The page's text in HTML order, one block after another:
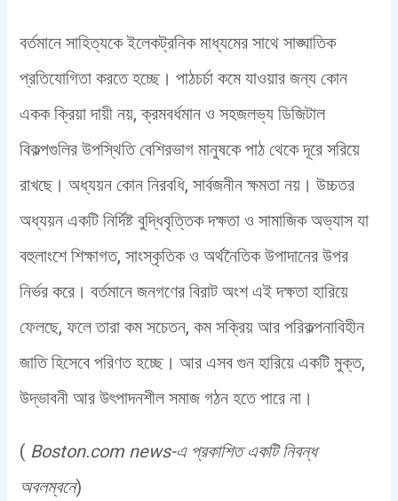
বর্তমানে সাহিত্যকে ইলেকট্রনিক মাধ্যমের সাথে সাঙ্ঘাতিক
প্রতিযোগিতা করতে হচ্ছে। পাঠচর্চা কমে যাওয়ার জন্য কোন
একক ক্রিয়া দায়ী নয়, ক্রমবর্ধমান ও সহজলভ্য ডিজিটাল
বিকল্পগুলির উপস্থিতি বেশিরভাগ মানুষকে পাঠ থেকে দূরে সরিয়ে
রাখছে। অধ্যয়ন কোন নিরবধি, সার্বজনীন ক্ষমতা নয়। উচ্চতর
অধ্যয়ন একটি নির্দিষ্ট বুদ্ধিবৃত্তিক দক্ষতা ও সামাজিক অভ্যাস যা
বহুলাংশে শিক্ষাগত, সাংস্কৃতিক ও অর্থনৈতিক উপাদানের উপর
নির্ভর করে। বর্তমানে জনগণের বিরাট অংশ এই দক্ষতা হারিয়ে
ফেলছে, ফলে তারা কম সচেতন, কম সক্রিয় আর পরিকল্পনাবিহীন
জাতি হিসেবে পরিণত হচ্ছে। আর এসব গুন হারিয়ে একটি মুক্ত,
উদ্ভাবনী আর উৎপাদনশীল সমাজ গঠন হতে পারে না।
( Boston.com news-এ প্রকাশিত একটি নিবন্ধ
অবলম্বনে)